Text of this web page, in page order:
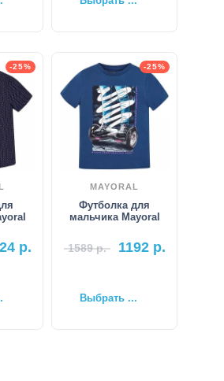
-25%
р.
-25%
MAYORAL
Футболка для
мальчика Mayoral
1589р. 1192р.
Выбрать ...